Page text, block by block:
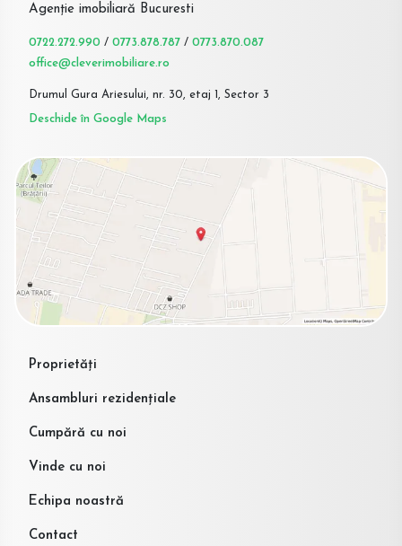
Agenție imobiliară Bucuresti
0722.272.990 / 0773.878.787 / 0773.870.087
office@cleverimobiliare.ro
Drumul Gura Ariesului, nr. 30, etaj 1, Sector 3
Deschide în Google Maps
Proprietăți
Ansambluri rezidențiale
Cumpără cu noi
Vinde cu noi
Echipa noastră
Contact